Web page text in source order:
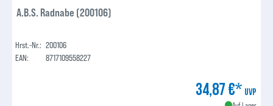
A.B.S. Radnabe (200106)
Hrst.-Nr.: 200106
EAN:
8717109558227
34,87 €* UVP